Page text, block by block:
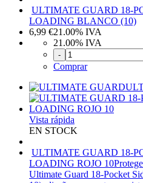
ULTIMATE GUARD 18-
LOADING BLANCO (10)
6,99 €21.00% IVA
21.00% IVA
-
Comprar
Vista rápida
EN STOCK
ULTIMATE GUARD 18-
LOADING ROJO 10
Ultimate Guard 18-Pocket